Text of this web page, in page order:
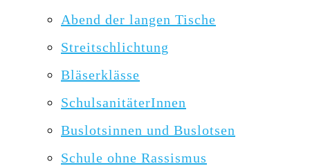
Abend der langen Tische
Streitschlichtung
Bläserklässe
SchulsanitäterInnen
Buslotsinnen und Buslotsen
Schule ohne Rassismus